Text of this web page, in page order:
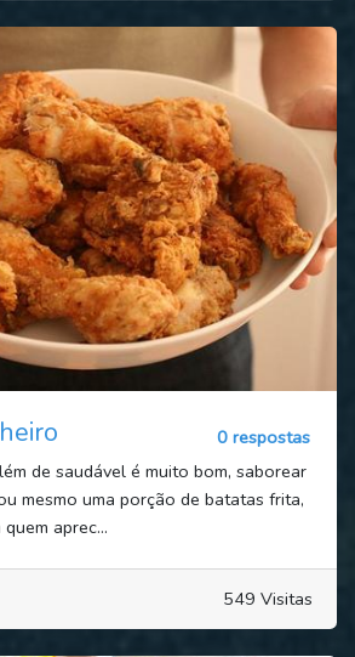
0 respostas
de saudável é muito bom, saborear
mesmo uma porção de batatas frita,
aprec...
549 Visitas